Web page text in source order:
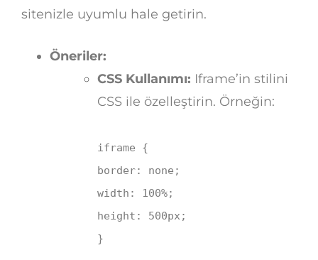
sitenizle uyumlu hale getirin.
Öneriler:
CSS Kullanımı: Iframe’in stilini
CSS ile özelleştirin. Örneğin:
iframe {
border: none;
width : 100%;
height : 500px ;
}